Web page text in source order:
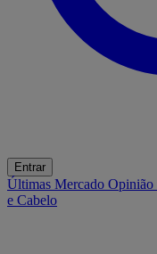
Entrar
Últimas Mercado Opinião
e Cabelo